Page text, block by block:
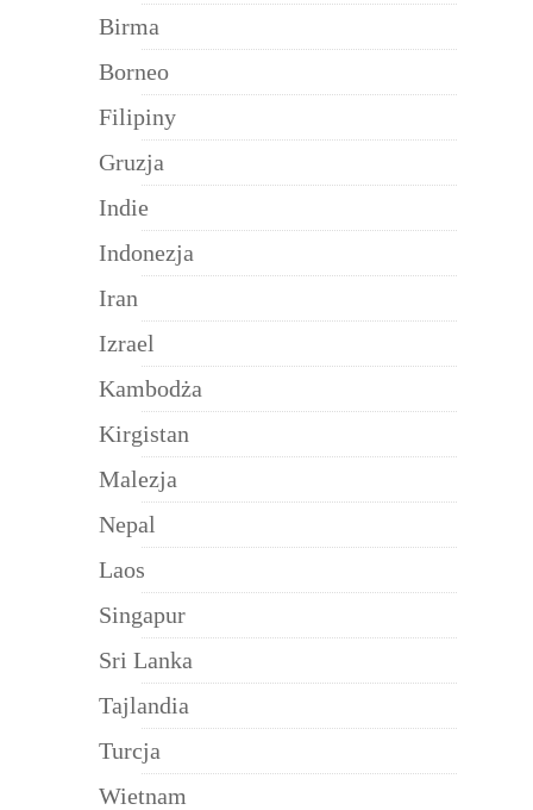
Birma
Borneo
Filipiny
Gruzja
Indie
Indonezja
Iran
Izrael
Kambodża
Kirgistan
Malezja
Nepal
Laos
Singapur
Sri Lanka
Tajlandia
Turcja
Wietnam